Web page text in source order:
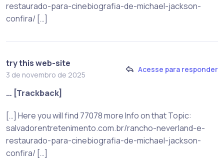
restaurado-para-cinebiografia-de-michael-jackson-
confira/ […]
try this web-site
3 de novembro de 2025
Acesse para responder
… [Trackback]
[…] Here you will find 77078 more Info on that Topic:
salvadorentretenimento.com.br/rancho-neverland-e-
restaurado-para-cinebiografia-de-michael-jackson-
confira/ […]